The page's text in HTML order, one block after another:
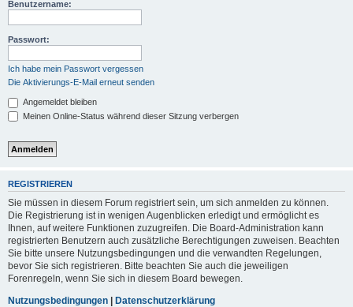
Benutzername:
Passwort:
Ich habe mein Passwort vergessen
Die Aktivierungs-E-Mail erneut senden
Angemeldet bleiben
Meinen Online-Status während dieser Sitzung verbergen
REGISTRIEREN
Sie müssen in diesem Forum registriert sein, um sich anmelden zu können.
Die Registrierung ist in wenigen Augenblicken erledigt und ermöglicht es
Ihnen, auf weitere Funktionen zuzugreifen. Die Board-Administration kann
registrierten Benutzern auch zusätzliche Berechtigungen zuweisen. Beachten
Sie bitte unsere Nutzungsbedingungen und die verwandten Regelungen,
bevor Sie sich registrieren. Bitte beachten Sie auch die jeweiligen
Forenregeln, wenn Sie sich in diesem Board bewegen.
Nutzungsbedingungen | Datenschutzerklärung